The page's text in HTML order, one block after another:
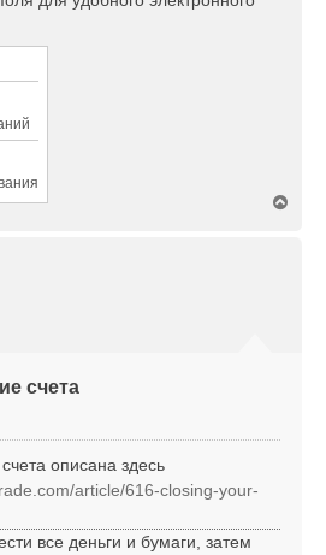
счета
описана здесь
article/616-closing-your-
все деньги и бумаги, затем